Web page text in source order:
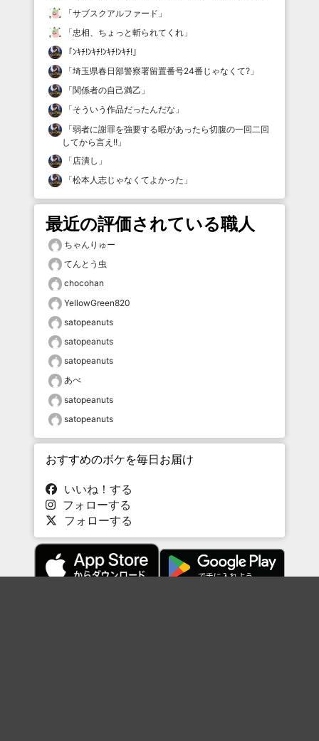
「サブスクアルファード 」
「忠相、ちょっと斬られてくれ 」
「ﾝｷﾁ!ﾝｷﾁ!ﾝｷﾁ!ﾝｷﾁ! 」
「埼玉県春日部警察署留置番号24番じゃなくて? 」
「関係者の自己満乙 」
「そういう作品だったんだな 」
「弱者に謝罪を強要する暇があったら切腹の一回二回
してから言え!! 」
「 店潰し 」
「松本人志じゃなくてよかった 」
最近の評価されている職人
ちゃんりゅー
てんとう虫
chocohan
YellowGreen820
satopeanuts
satopeanuts
satopeanuts
あべ
satopeanuts
satopeanuts
おすすめのボケを毎日お届け
いいね！する
フォローする
フォローする